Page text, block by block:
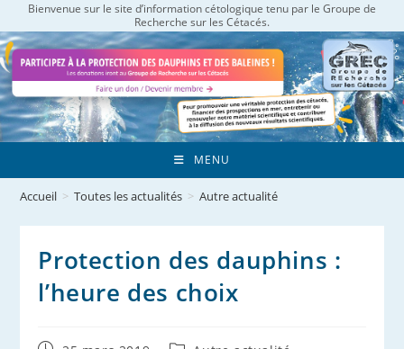
to
content
Bienvenue sur le site d’information cétologique tenu par le Groupe de
Recherche sur les Cétacés.
MENU
Accueil > Toutes les actualités > Autre actualité
Protection des dauphins :
l’heure des choix